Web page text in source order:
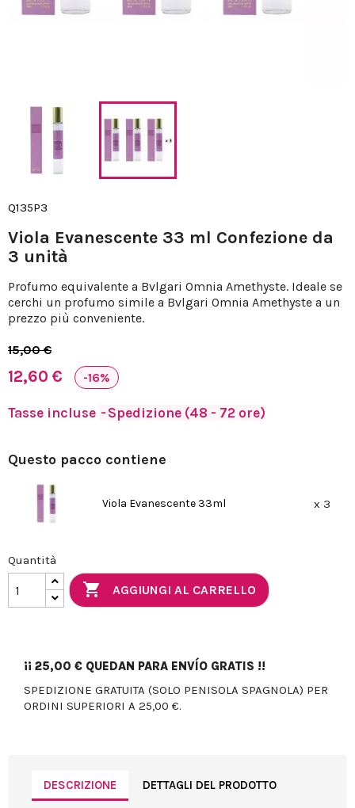
Q135P3
Viola Evanescente 33 ml Confezione da
3 unità
Profumo equivalente a Bvlgari Omnia Amethyste. Ideale se
cerchi un profumo simile a Bvlgari Omnia Amethyste a un
prezzo più conveniente.
15,00 €
12,60 € -16%
Tasse incluse Spedizione (48 - 72 ore)
Questo pacco contiene
Viola Evanescente 33ml x 3
Quantità
 AGGIUNGI AL CARRELLO
¡¡ 25,00 € QUEDAN PARA ENVÍO GRATIS !!
SPEDIZIONE GRATUITA (SOLO PENISOLA SPAGNOLA) PER
ORDINI SUPERIORI A 25,00 €.
DESCRIZIONE DETTAGLI DEL PRODOTTO